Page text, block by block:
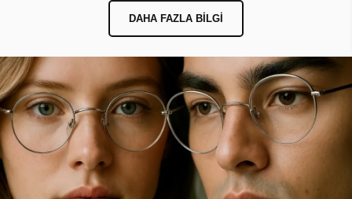
DAHA FAZLA BILGI